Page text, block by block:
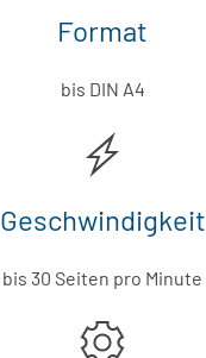
Format
bis DIN A4
Geschwindigkeit
bis 30 Seiten pro Minute